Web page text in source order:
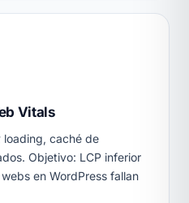
Vitals
loading, caché de
Objetivo: LCP inferior
en WordPress fallan